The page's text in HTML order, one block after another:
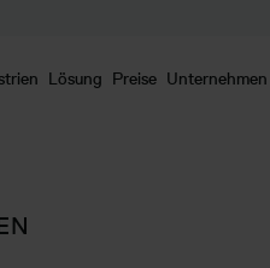
Lösung Preise Unternehmen